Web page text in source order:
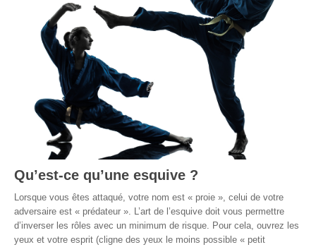
DOCUMENT
Découvrir
Qu’est-ce qu’une esquive ?
Lorsque vous êtes attaqué, votre nom est « proie », celui de votre
adversaire est « prédateur ». L’art de l’esquive doit vous permettre
d’inverser les rôles avec un minimum de risque. Pour cela, ouvrez les
yeux et votre esprit (cligne des yeux le moins possible « petit